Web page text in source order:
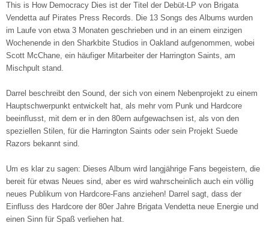
This is How Democracy Dies ist der Titel der Debüt-LP von Brigata
Vendetta auf Pirates Press Records. Die 13 Songs des Albums wurden
im Laufe von etwa 3 Monaten geschrieben und in an einem einzigen
Wochenende in den Sharkbite Studios in Oakland aufgenommen, wobei
Scott McChane, ein häufiger Mitarbeiter der Harrington Saints, am
Mischpult stand.
Darrel beschreibt den Sound, der sich von einem Nebenprojekt zu einem
Hauptschwerpunkt entwickelt hat, als mehr vom Punk und Hardcore
beeinflusst, mit dem er in den 80ern aufgewachsen ist, als von den
speziellen Stilen, für die Harrington Saints oder sein Projekt Suede
Razors bekannt sind.
Um es klar zu sagen: Dieses Album wird langjährige Fans begeistern, die
bereit für etwas Neues sind, aber es wird wahrscheinlich auch ein völlig
neues Publikum von Hardcore-Fans anziehen! Darrel sagt, dass der
Einfluss des Hardcore der 80er Jahre Brigata Vendetta neue Energie und
einen Sinn für Spaß verliehen hat.